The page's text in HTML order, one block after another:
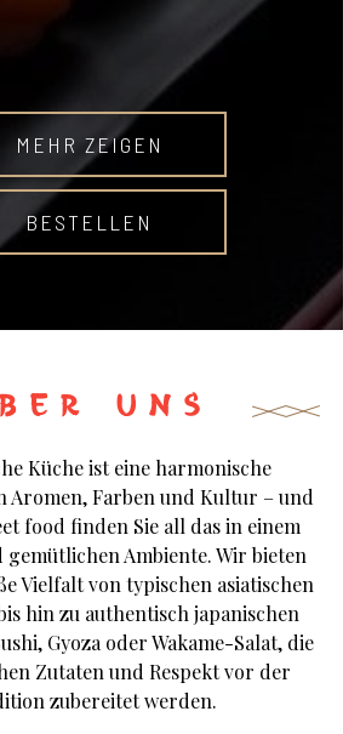
MEHR ZEIGEN
BESTELLEN
Küche ist eine harmonische
Aromen, Farben und Kultur – und
food finden Sie all das in einem
Ambiente. Wir bieten
Vielfalt von typischen asiatischen
hin zu authentisch japanischen
Gyoza oder Wakame-Salat, die
Zutaten und Respekt vor der
zubereitet werden.
UNS